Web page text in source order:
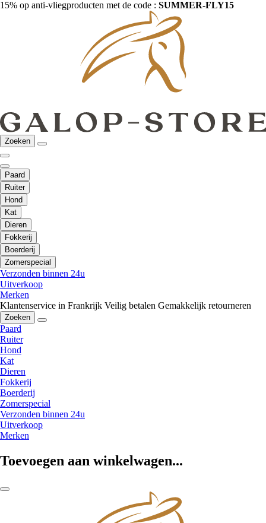
15% op anti-vliegproducten met de code : SUMMER-FLY15
Zoeken
Paard
Ruiter
Hond
Kat
Dieren
Fokkerij
Boerderij
Zomerspecial
Verzonden binnen 24u
Uitverkoop
Merken
Klantenservice in Frankrijk Veilig betalen Gemakkelijk retourneren
Zoeken
Paard
Ruiter
Hond
Kat
Dieren
Fokkerij
Boerderij
Zomerspecial
Verzonden binnen 24u
Uitverkoop
Merken
Toevoegen aan winkelwagen...